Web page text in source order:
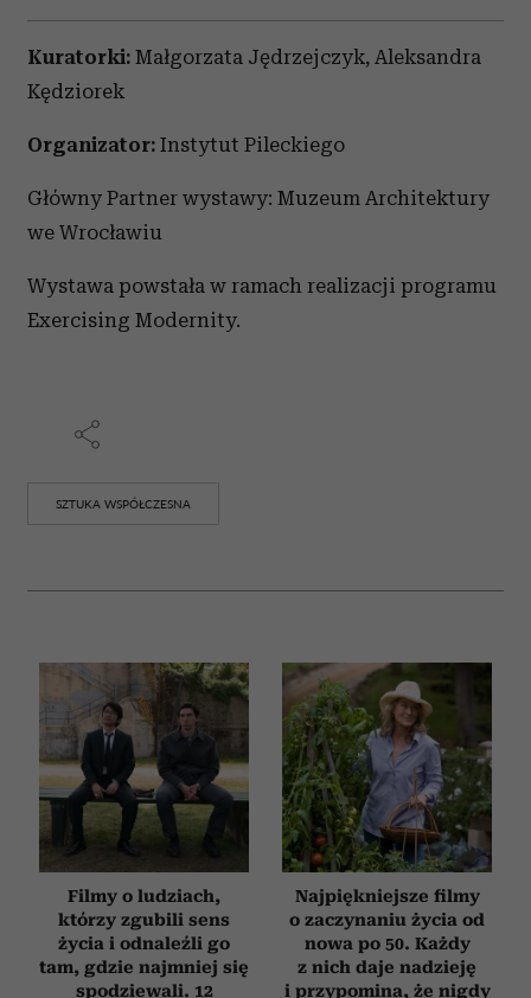
Kuratorki: Małgorzata Jędrzejczyk, Aleksandra
Kędziorek
Organizator: Instytut Pileckiego
Główny Partner wystawy: Muzeum Architektury
we Wrocławiu
Wystawa powstała w ramach realizacji programu
Exercising Modernity.
SZTUKA WSPÓŁCZESNA
Filmy o ludziach,
którzy zgubili sens
życia i odnaleźli go
tam, gdzie najmniej się
spodziewali. 12
Najpiękniejsze filmy
o zaczynaniu życia od
nowa po 50. Każdy
z nich daje nadzieję
i przypomina, że nigdy